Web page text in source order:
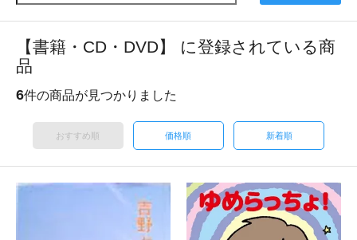
【書籍・CD・DVD】 に登録されている商
品
6件の商品が見つかりました
おすすめ順 価格順 新着順